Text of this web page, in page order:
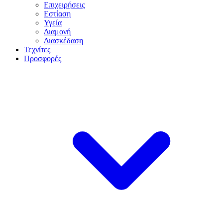
Επιχειρήσεις
Εστίαση
Υγεία
Διαμονή
Διασκέδαση
Τεχνίτες
Προσφορές